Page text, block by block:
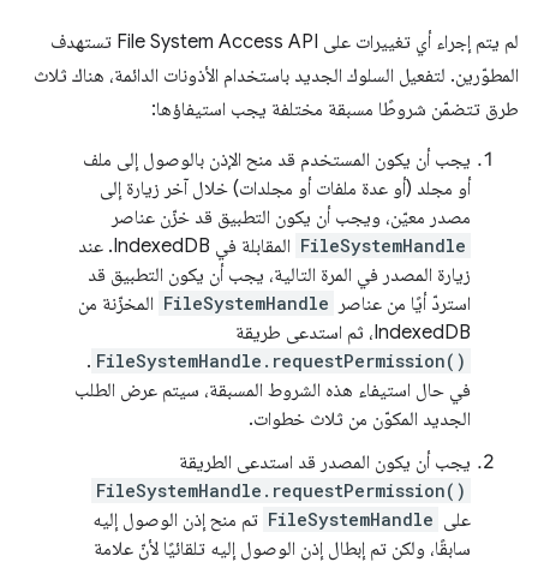
لم يتم إجراء أي تغييرات على File System Access API تستهدف
المطوّرين. لتفعيل السلوك الجديد باستخدام الأذونات الدائمة، هناك ثلاث
طرق تتضمّن شروطًا مسبقة مختلفة يجب استيفاؤها:
يجب أن يكون المستخدم قد منح الإذن بالوصول إلى ملف
أو مجلد (أو عدة ملفات أو مجلدات) خلال آخر زيارة إلى
مصدر معيّن، ويجب أن يكون التطبيق قد خزّن عناصر
FileSystemHandle
المقابلة في IndexedDB. عند
زيارة المصدر في المرة التالية، يجب أن يكون التطبيق قد
استردّ أيًا من عناصر
FileSystemHandle المخزّنة من
IndexedDB، ثم استدعى طريقة
FileSystemHandle.requestPermission()
.
في حال استيفاء هذه الشروط المسبقة، سيتم عرض الطلب
الجديد المكوّن من ثلاث خطوات.
يجب أن يكون المصدر قد استدعى الطريقة
FileSystemHandle.requestPermission()
على FileSystemHandle تم منح إذن الوصول إليه
سابقًا، ولكن تم إبطال إذن الوصول إليه تلقائيًا لأنّ علامة